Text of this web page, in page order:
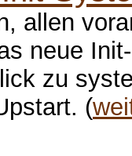
allen
neue
zu
(